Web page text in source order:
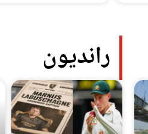
رانديون